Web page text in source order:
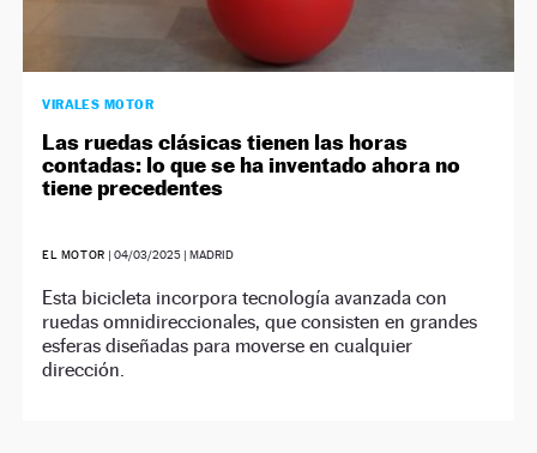
VIRALES MOTOR
Las ruedas clásicas tienen las horas
contadas: lo que se ha inventado ahora no
tiene precedentes
EL MOTOR | 04/03/2025| MADRID
Esta bicicleta incorpora tecnología avanzada con
ruedas omnidireccionales, que consisten en grandes
esferas diseñadas para moverse en cualquier
dirección.